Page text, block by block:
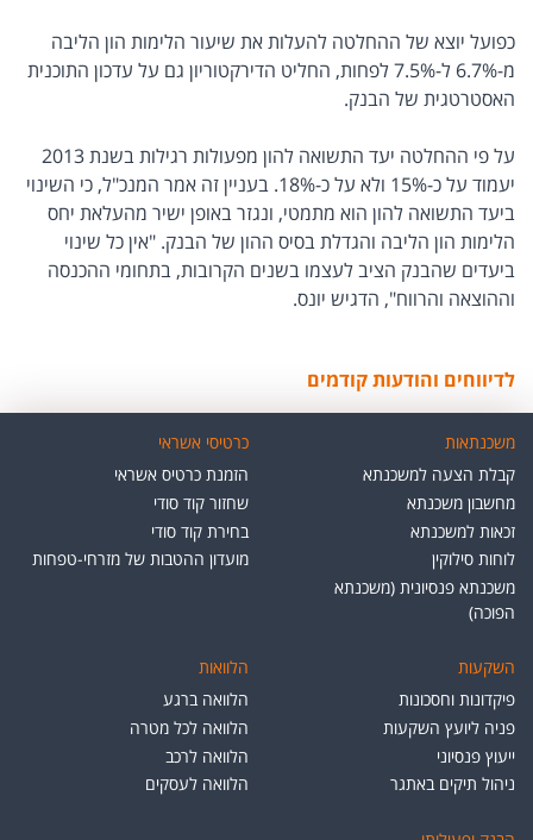
כפועל יוצא של ההחלטה להעלות את שיעור הלימות הון הליבה
מ-6.7% ל-7.5% לפחות, החליט הדירקטוריון גם על עדכון התוכנית
האסטרטגית של הבנק.
על פי ההחלטה יעד התשואה להון מפעולות רגילות בשנת 2013
יעמוד על כ-15% ולא על כ-18%. בעניין זה אמר המנכ"ל, כי השינוי
ביעד התשואה להון הוא מתמטי, ונגזר באופן ישיר מהעלאת יחס
הלימות הון הליבה והגדלת בסיס ההון של הבנק. "אין כל שינוי
ביעדים שהבנק הציב לעצמו בשנים הקרובות, בתחומי ההכנסה
וההוצאה והרווח", הדגיש יונס.
לדיווחים והודעות קודמים
משכנתאות
קבלת הצעה למשכנתא
מחשבון משכנתא
זכאות למשכנתא
לוחות סילוקין
משכנתא פנסיונית (משכנתא
הפוכה)
כרטיסי אשראי
הזמנת כרטיס אשראי
שחזור קוד סודי
בחירת קוד סודי
מועדון ההטבות של מזרחי-טפחות
השקעות
פיקדונות וחסכונות
פניה ליועץ השקעות
ייעוץ פנסיוני
ניהול תיקים באתגר
הלוואות
הלוואה ברגע
הלוואה לכל מטרה
הלוואה לרכב
הלוואה לעסקים